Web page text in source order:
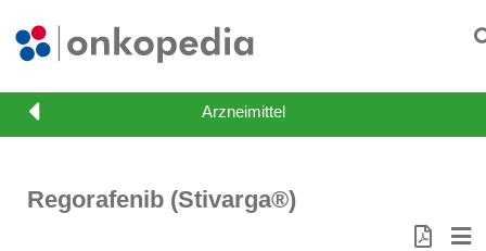
Regorafenib (Stivarga®)